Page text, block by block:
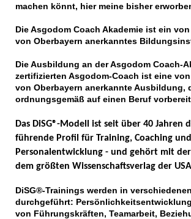
machen könnt, hier meine bisher
Die Asgodom Coach Akademie ist ein
von Oberbayern anerkanntes
Die Ausbildung an der Asgodom Coach-
zertifizierten Asgodom-Coach ist eine
von Oberbayern anerkannte Ausbildung,
ordnungsgemäß auf einen Beruf
Das DiSG®-Modell ist seit über 40 Jahren
führende Profil für Training, Coaching und
Personalentwicklung - und gehört mit
dem größten Wissenschaftsverlag der
DiSG®-Trainings werden in
durchgeführt:
von Führungskräften, Teamarbeit,